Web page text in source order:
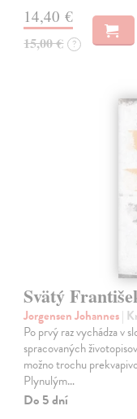
14,40 €
15,00 € ?
Svätý
Jorgensen Johannes|
Po prvý raz vychádza v
spracovaných
možno trochu
Plynulým…
Do 5 dní